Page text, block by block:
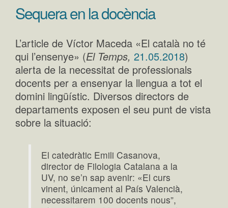
Sequera en la docència
L’article de Víctor Maceda «El català no té
qui l’ensenye» (El Temps, 21.05.2018)
alerta de la necessitat de professionals
docents per a ensenyar la llengua a tot el
domini lingüístic. Diversos directors de
departaments exposen el seu punt de vista
sobre la situació:
El catedràtic Emili Casanova,
director de Filologia Catalana a la
UV, no se’n sap avenir: «El curs
vinent, únicament al País Valencià,
necessitarem 100 docents nous”,